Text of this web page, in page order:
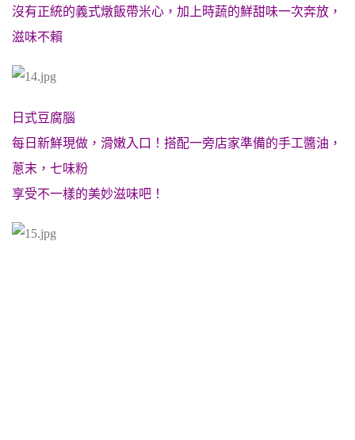
沒有正統的義式燉飯帶米心，加上時蔬的鮮甜味一次奔放，
滋味不賴
日式豆腐腦
每日新鮮現做，滑嫩入口！搭配一旁店家準備的手工醬油，
蔥末，七味粉
享受不一樣的美妙滋味吧！